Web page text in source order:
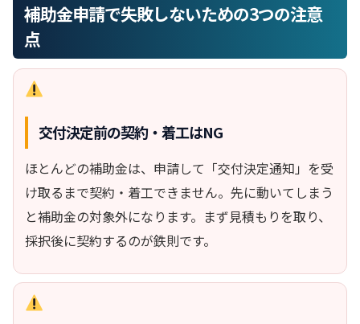
補助金申請で失敗しないための3つの注意
点
交付決定前の契約・着工はNG
ほとんどの補助金は、申請して「交付決定通知」を受
け取るまで契約・着工できません。先に動いてしまう
と補助金の対象外になります。まず見積もりを取り、
採択後に契約するのが鉄則です。